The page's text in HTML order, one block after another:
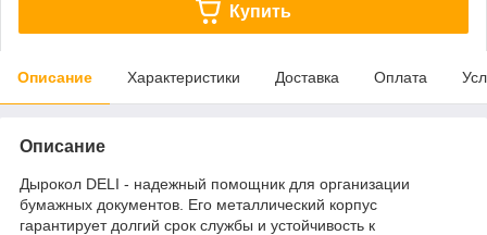
Купить
Описание Характеристики Доставка Оплата
Описание
Дырокол DELI - надежный помощник для организации
бумажных документов. Его металлический корпус
гарантирует долгий срок службы и устойчивость к